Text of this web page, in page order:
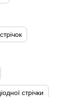
стрічки